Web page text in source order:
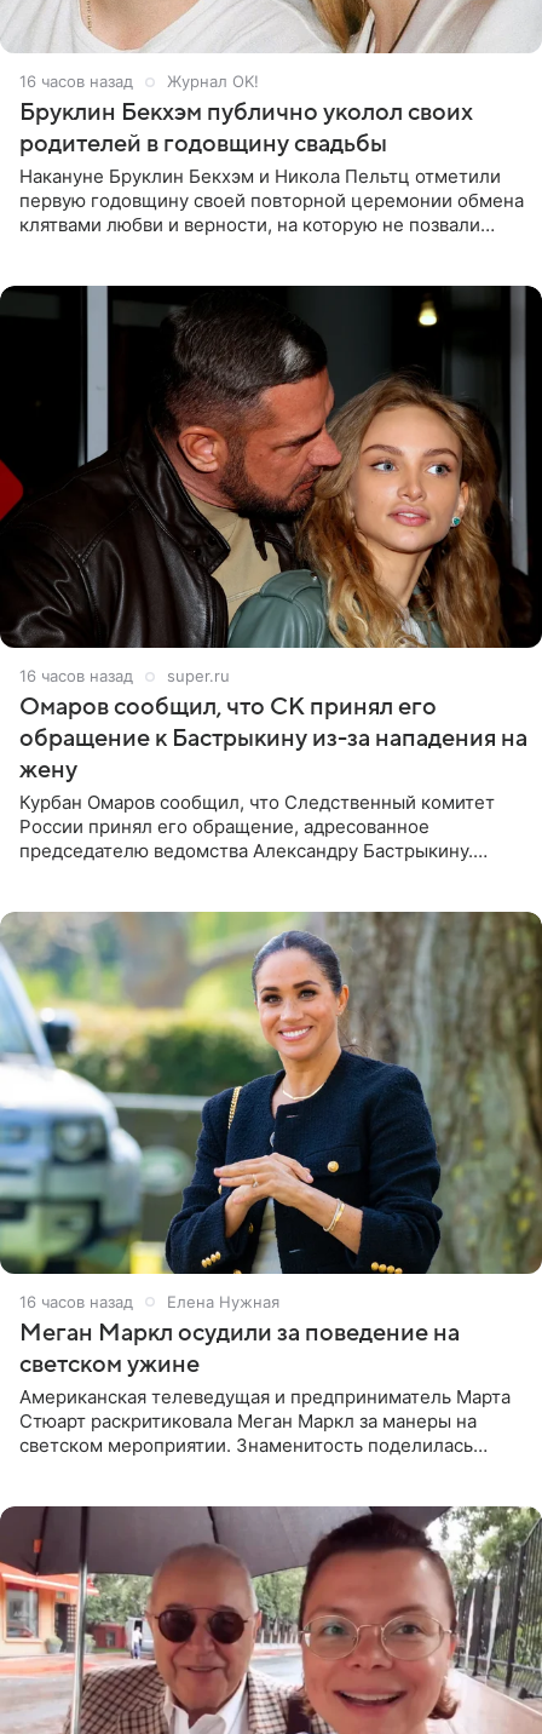
16 часов назад Журнал OK!
Бруклин Бекхэм публично уколол своих
родителей в годовщину свадьбы
Накануне Бруклин Бекхэм и Никола Пельтц отметили
первую годовщину своей повторной церемонии обмена
клятвами любви и верности, на которую не позвали
16 часов назад super.ru
Омаров сообщил, что СК принял его
обращение к Бастрыкину из-за нападения на
жену
Курбан Омаров сообщил, что Следственный комитет
России принял его обращение, адресованное
председателю ведомства Александру Бастрыкину.
16 часов назад Елена Нужная
Меган Маркл осудили за поведение на
светском ужине
Американская телеведущая и предприниматель Марта
Стюарт раскритиковала Меган Маркл за манеры на
светском мероприятии. Знаменитость поделилась